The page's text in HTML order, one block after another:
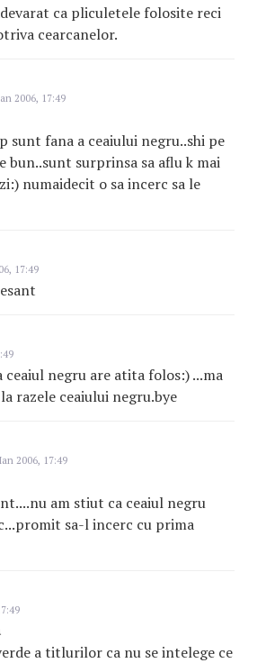
ca pliculetele folosite reci
cearcanelor.
2006, 17:49
sunt fana a ceaiului negru..shi pe
bun..sunt surprinsa sa aflu k mai
numaidecit o sa incerc sa le
17:49
negru are atita folos:) ...ma
razele ceaiului negru.bye
2006, 17:49
am stiut ca ceaiul negru
sa-l incerc cu prima
a titlurilor ca nu se intelege ce